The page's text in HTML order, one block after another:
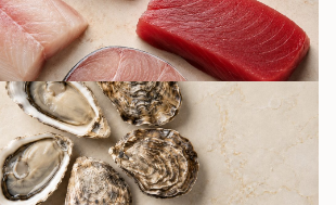
ZIVIS
AUSTERES UZ
PIEKTDIENU